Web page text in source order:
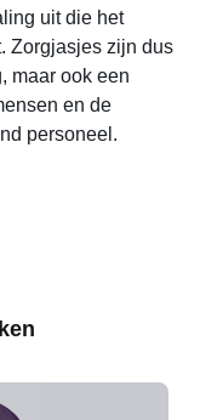
uit die het
Zorgjasjes zijn dus
maar ook een
en de
personeel.